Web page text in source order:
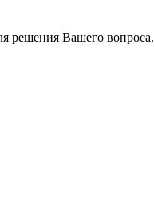
решения Вашего вопроса.